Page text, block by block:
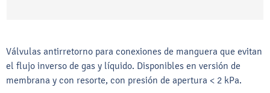
Válvulas antirretorno para conexiones de manguera que evitan
el flujo inverso de gas y líquido. Disponibles en versión de
membrana y con resorte, con presión de apertura < 2 kPa.